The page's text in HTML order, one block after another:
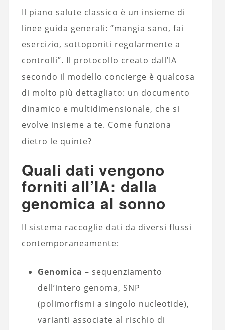
Il piano salute classico è un insieme di
linee guida generali: “mangia sano, fai
esercizio, sottoponiti regolarmente a
controlli”. Il protocollo creato dall’IA
secondo il modello concierge è qualcosa
di molto più dettagliato: un documento
dinamico e multidimensionale, che si
evolve insieme a te. Come funziona
dietro le quinte?
Quali dati vengono
forniti all’IA: dalla
genomica al sonno
Il sistema raccoglie dati da diversi flussi
contemporaneamente:
Genomica – sequenziamento
dell’intero genoma, SNP
(polimorfismi a singolo nucleotide),
varianti associate al rischio di